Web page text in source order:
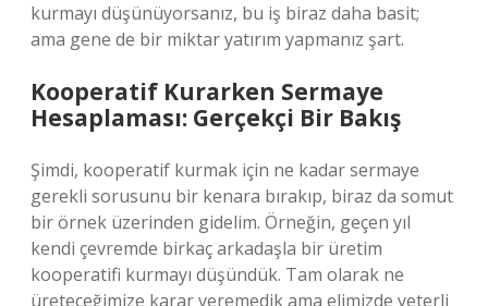
kurmayı düşünüyorsanız, bu iş biraz daha basit;
ama gene de bir miktar yatırım yapmanız şart.
Kooperatif Kurarken Sermaye
Hesaplaması: Gerçekçi Bir Bakış
Şimdi, kooperatif kurmak için ne kadar sermaye
gerekli sorusunu bir kenara bırakıp, biraz da somut
bir örnek üzerinden gidelim. Örneğin, geçen yıl
kendi çevremde birkaç arkadaşla bir üretim
kooperatifi kurmayı düşündük. Tam olarak ne
üreteceğimize karar veremedik ama elimizde yeterli